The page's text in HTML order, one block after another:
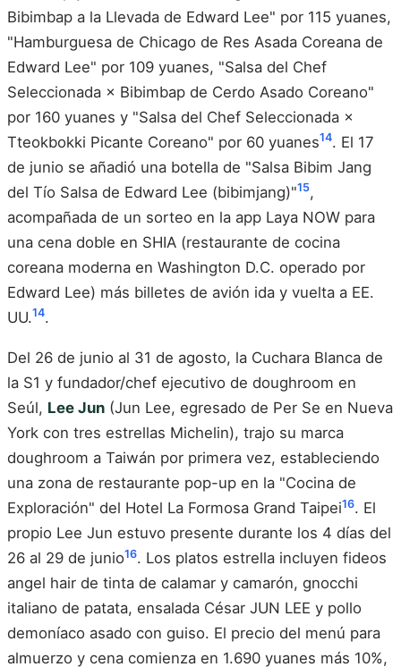
Bibimbap a la Llevada de Edward Lee" por 115 yuanes,
"Hamburguesa de Chicago de Res Asada Coreana de
Edward Lee" por 109 yuanes, "Salsa del Chef
Seleccionada × Bibimbap de Cerdo Asado Coreano"
por 160 yuanes y "Salsa del Chef Seleccionada ×
Tteokbokki Picante Coreano" por 60 yuanes14. El 17
de junio se añadió una botella de "Salsa Bibim Jang
del Tío Salsa de Edward Lee (bibimjang)"15,
acompañada de un sorteo en la app Laya NOW para
una cena doble en SHIA (restaurante de cocina
coreana moderna en Washington D.C. operado por
Edward Lee) más billetes de avión ida y vuelta a EE.
UU.14.
Del 26 de junio al 31 de agosto, la Cuchara Blanca de
la S1 y fundador/chef ejecutivo de doughroom en
Seúl, Lee Jun (Jun Lee, egresado de Per Se en Nueva
York con tres estrellas Michelin), trajo su marca
doughroom a Taiwán por primera vez, estableciendo
una zona de restaurante pop-up en la "Cocina de
Exploración" del Hotel La Formosa Grand Taipei16. El
propio Lee Jun estuvo presente durante los 4 días del
26 al 29 de junio16. Los platos estrella incluyen fideos
angel hair de tinta de calamar y camarón, gnocchi
italiano de patata, ensalada César JUN LEE y pollo
demoníaco asado con guiso. El precio del menú para
almuerzo y cena comienza en 1.690 yuanes más 10%,